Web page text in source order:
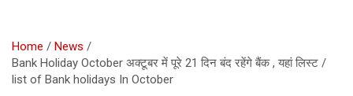
Home
News
Bank Holiday October अक्टूबर में पूरे 21 दिन बंद रहेंगे बैंक , यहां लिस्ट /
list of Bank holidays In October